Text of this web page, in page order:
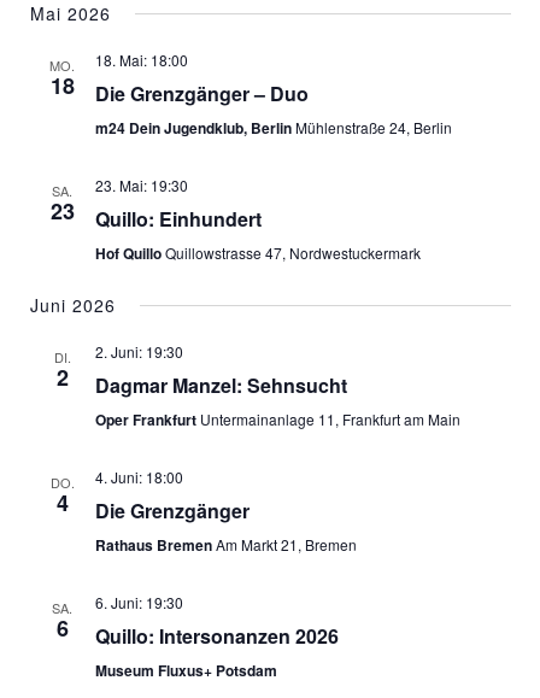
Mai 2026
MO.
18
18. Mai: 18:00
Die Grenzgänger – Duo
m24 Dein Jugendklub, BerlinMühlenstraße 24, Berlin
SA.
23
23. Mai: 19:30
Quillo: Einhundert
Hof QuilloQuillowstrasse 47, Nordwestuckermark
Juni 2026
DI.
2
2. Juni: 19:30
Dagmar Manzel: Sehnsucht
Oper Frankfurt Untermainanlage 11, Frankfurt am Main
DO.
4
4. Juni: 18:00
Die Grenzgänger
Rathaus BremenAm Markt 21, Bremen
SA.
6
6. Juni: 19:30
Quillo: Intersonanzen 2026
Museum Fluxus+ Potsdam